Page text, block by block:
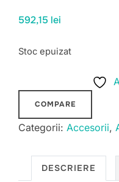
592,15 lei
Stoc epuizat
COMPARE
Categorii: Accesorii,
DESCRIERE